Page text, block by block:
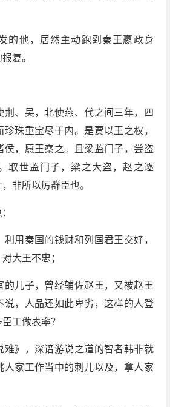
的他，居然主动跑到秦王嬴政身
复。
荆、吴，北使燕、代之间三年，四
珍珠重宝尽于内。是贾以王之权，
侯，愿王察之。且梁监门子，尝盗
取世监门子，梁之大盗，赵之逐
非所以厉群臣也。
用秦国的钱财和列国君王交好，
大王不忠；
的儿子，曾经辅佐赵王，又被赵王
说，人品还如此卑劣，这样的人登
工做表率？
难》，深谙游说之道的智者韩非就
人家工作当中的刺儿以及，拿人家